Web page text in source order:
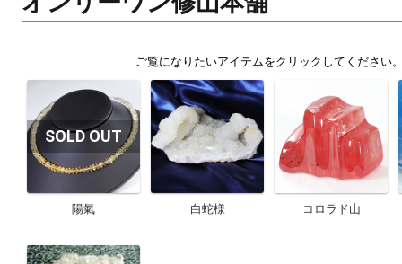
陽氣 白蛇様 コロラド山